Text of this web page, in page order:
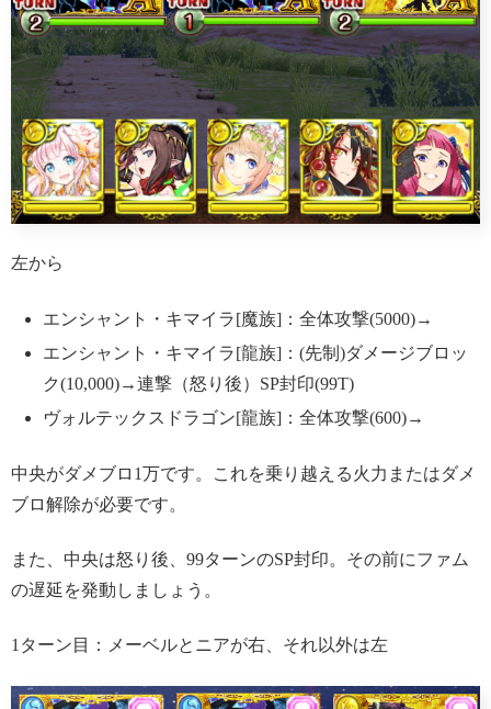
左から
エンシャント・キマイラ[魔族]：全体攻撃(5000)→
エンシャント・キマイラ[龍族]：(先制)ダメージブロッ
ク(10,000)→連撃（怒り後）SP封印(99T)
ヴォルテックスドラゴン[龍族]：全体攻撃(600)→
中央がダメブロ1万です。これを乗り越える火力またはダメ
ブロ解除が必要です。
また、中央は怒り後、99ターンのSP封印。その前にファム
の遅延を発動しましょう。
1ターン目：メーベルとニアが右、それ以外は左